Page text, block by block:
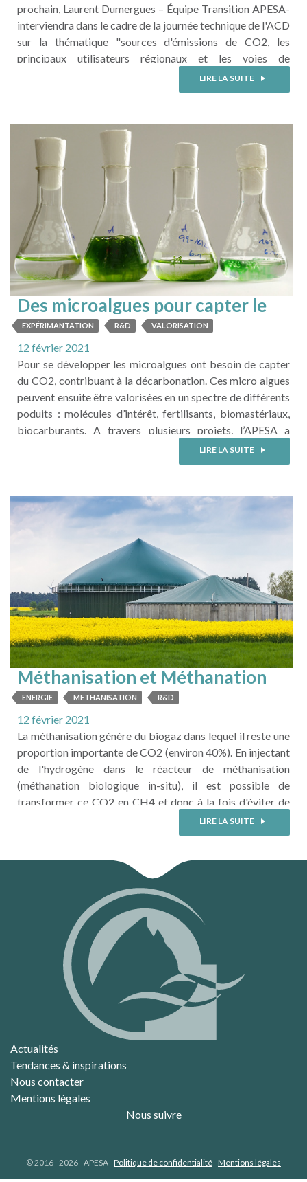
prochain, Laurent Dumergues – Équipe Transition APESA-
interviendra dans le cadre de la journée technique de l'ACD
sur la thématique "sources d'émissions de CO2, les
principaux utilisateurs régionaux et les voies de
valorisation du CO2 sans transformation". 📍 Nombre de
places limité. 📍 Journée organisée dans les locaux de la
Aquitaine, 40 Avenue ...
LIRE LA SUITE
LIRE LA SUITE
Des microalgues pour capter le
CO2 industriel
EXPÉRIMANTATION R&D VALORISATION
12 février 2021
Pour se développer les microalgues ont besoin de capter
du CO2, contribuant à la décarbonation. Ces micro algues
peuvent ensuite être valorisées en un spectre de différents
poduits : molécules d’intérêt, fertilisants, biomastériaux,
biocarburants. A travers plusieurs projets, l’APESA a
développé une forte compétence de production de
microalgues et tout en valorisant du CO2 industriel et des
LIRE LA SUITE
LIRE LA SUITE
Méthanisation et Méthanation
biologique
ENERGIE METHANISATION R&D
12 février 2021
La méthanisation génère du biogaz dans lequel il reste une
proportion importante de CO2 (environ 40%). En injectant
de l'hydrogène dans le réacteur de méthanisation
(méthanation biologique in-situ), il est possible de
transformer ce CO2 en CH4 et donc à la fois d'éviter de
rejeter du CO2 dans l'atmosphère et de rendre beaucoup
plus productif le processus de méthanisation en ...
LIRE LA SUITE
LIRE LA SUITE
Actualités
Tendances & inspirations
Nous contacter
Mentions légales
Nous suivre
© 2016 - 2026 - APESA -Politique de confidentialité-Mentions légales